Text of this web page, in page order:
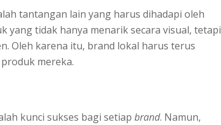
tantangan lain yang harus dihadapi oleh
yang tidak hanya menarik secara visual, tetapi
Oleh karena itu, brand lokal harus terus
mereka.
kunci sukses bagi setiap brand. Namun,